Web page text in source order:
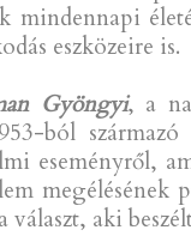
mindennapi
eszközeire is.
Gyöngyi, a
ból
eseményről,
megélésének
választ, aki